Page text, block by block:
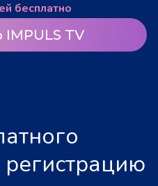
бесплатно
TV